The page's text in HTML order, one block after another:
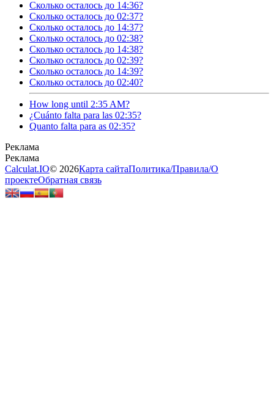
Сколько осталось до 14:36?
Сколько осталось до 02:37?
Сколько осталось до 14:37?
Сколько осталось до 02:38?
Сколько осталось до 14:38?
Сколько осталось до 02:39?
Сколько осталось до 14:39?
Сколько осталось до 02:40?
How long until 2:35 AM?
¿Cuánto falta para las 02:35?
Quanto falta para as 02:35?
Calculat.IO© 2026Карта сайтаПолитика/Правила/О
проектеОбратная связь